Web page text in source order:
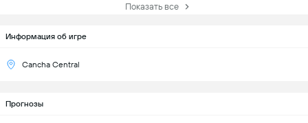
Показать все
Информация об игре
Cancha Central
Прогнозы